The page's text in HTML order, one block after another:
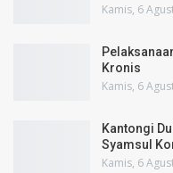
Kamis, 6
Kronis
Kamis, 6
Kantongi
Syamsul
Kamis, 6